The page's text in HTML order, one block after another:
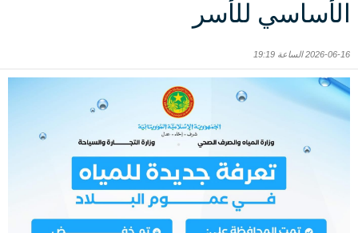
الأساسي للأسر
2026-06-16 الساعة 19:19